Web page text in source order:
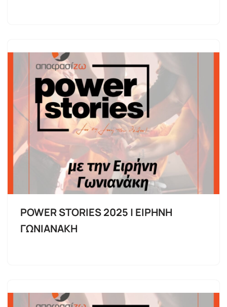
POWER STORIES 2025 | ΕΙΡΗΝΗ
ΓΩΝΙΑΝΑΚΗ